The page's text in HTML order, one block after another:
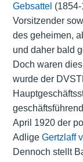
Gebsattel
Vorsitzender
des geheimen,
und daher bald
Doch waren
wurde der
April 1920 der
Adlige Gertzlaff
Dennoch stellt